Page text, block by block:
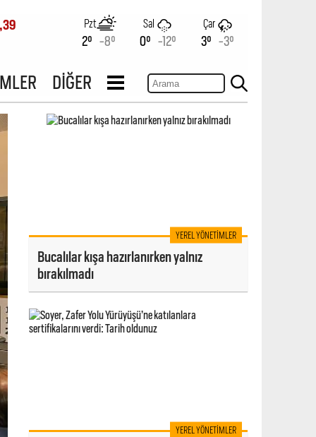
Pzt
2° -8°
Sal
0° -12°
Çar
3° -3°
DİĞER
YEREL YÖNETIMLER
Bucalılar kışa hazırlanırken yalnız
bırakılmadı
YEREL YÖNETIMLER